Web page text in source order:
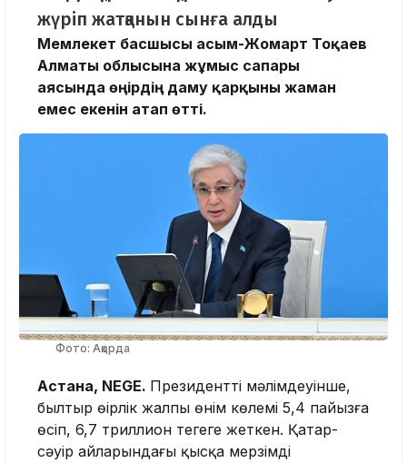
жүріп жатқанын сынға алды
Мемлекет басшысы Қасым-Жомарт Тоқаев
Алматы облысына жұмыс сапары
аясында өңірдің даму қарқыны жаман
емес екенін атап өтті.
Фото: Ақорда
Астана, NEGE. Президенттің мәлімдеуінше,
былтыр өңірлік жалпы өнім көлемі 5,4 пайызға
өсіп, 6,7 триллион теңгеге жеткен. Қаңтар-
сәуір айларындағы қысқа мерзімді